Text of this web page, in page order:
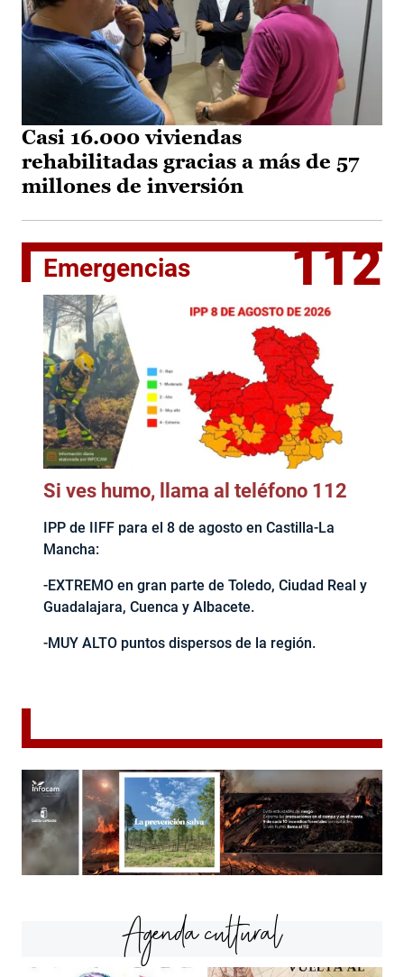
Casi 16.000 viviendas
rehabilitadas gracias a más de 57
millones de inversión
Emergencias 112
Si ves humo, llama al teléfono 112
IPP de IIFF para el 8 de agosto en Castilla-La
Mancha:
-EXTREMO en gran parte de Toledo, Ciudad Real y
Guadalajara, Cuenca y Albacete.
-MUY ALTO puntos dispersos de la región.
Agenda cultural